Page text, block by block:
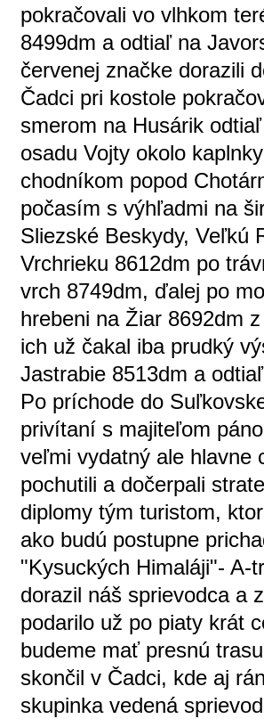
pokračovali vo vlhkom
8499dm a odtiaľ na
červenej značke dorazili
Čadci pri kostole
smerom na Husárik
osadu Vojty okolo
chodníkom popod
počasím s výhľadmi na
Sliezské Beskydy, Veľkú
Vrchrieku 8612dm po
vrch 8749dm, ďalej po
hrebeni na Žiar 8692dm
ich už čakal iba prudký
Jastrabie 8513dm a
Po príchode do
privítaní s majiteľom
veľmi vydatný ale hlavne
pochutili a dočerpali
diplomy tým turistom,
ako budú postupne
"Kysuckých Himaláji"- A-
dorazil náš sprievodca a
podarilo už po piaty krát
budeme mať presnú
skončil v Čadci, kde aj
skupinka vedená